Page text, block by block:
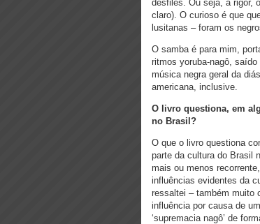
desfiles. Ou seja, a rigor,
claro). O curioso é que
lusitanas – foram os
O samba é para mim,
ritmos yoruba-nagô,
música negra geral da
americana, inclusive.
O livro questiona, em
no Brasil?
O que o livro questiona
parte da cultura do Brasil
mais ou menos
influências evidentes da
ressaltei – também muito
influência por causa de
‘supremacia nagô’ de